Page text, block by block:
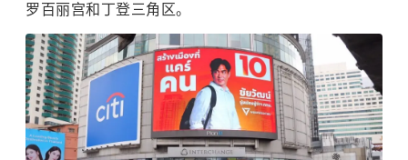
罗百丽宫和丁登三角区。